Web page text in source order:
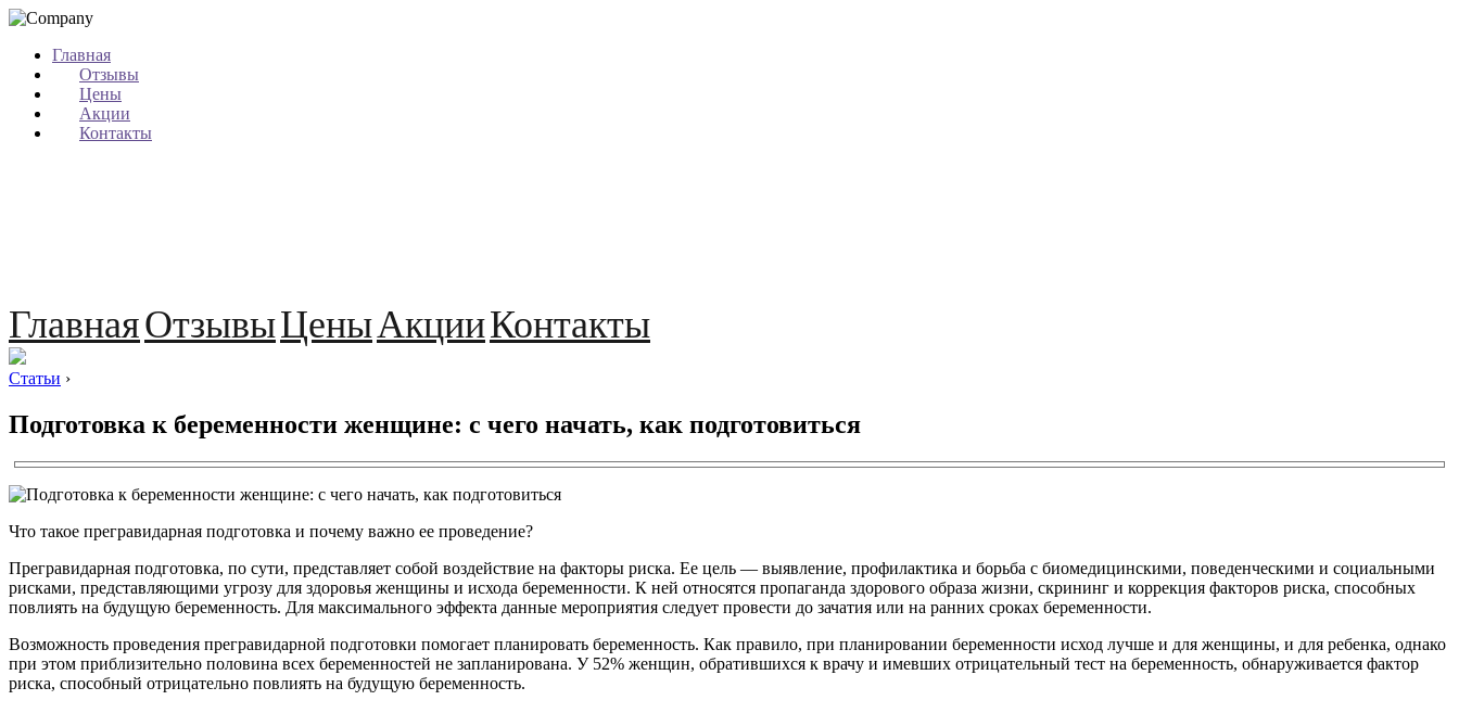
Главная
Отзывы
Цены
Акции
Контакты
ГлавнаяОтзывыЦеныАкцииКонтакты
Статьи ›
Подготовка к беременности женщине: с чего начать, как подготовиться
Что такое прегравидарная подготовка и почему важно ее проведение?
Прегравидарная подготовка, по сути, представляет собой воздействие на факторы риска. Ее цель — выявление, профилактика и борьба с биомедицинскими, поведенческими и социальными
рисками, представляющими угрозу для здоровья женщины и исхода беременности. К ней относятся пропаганда здорового образа жизни, скрининг и коррекция факторов риска, способных
повлиять на будущую беременность. Для максимального эффекта данные мероприятия следует провести до зачатия или на ранних сроках беременности.
Возможность проведения прегравидарной подготовки помогает планировать беременность. Как правило, при планировании беременности исход лучше и для женщины, и для ребенка, однако
при этом приблизительно половина всех беременностей не запланирована. У 52% женщин, обратившихся к врачу и имевших отрицательный тест на беременность, обнаруживается фактор
риска, способный отрицательно повлиять на будущую беременность.